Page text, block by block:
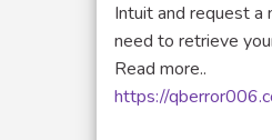
Intuit and request a
need to retrieve
Read more..
https://